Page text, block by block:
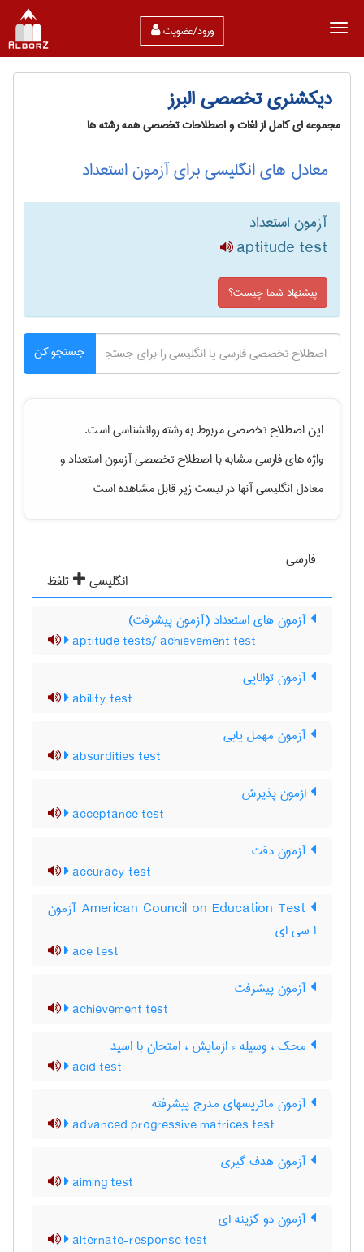
ورود/عضویت
دیکشنری تخصصی البرز
مجموعه ای کامل از لغات و اصطلاحات تخصصی همه رشته ها
معادل های انگلیسی برای آزمون استعداد
آزمون استعداد
aptitude test
پیشنهاد شما چیست؟
جستجو کن
این اصطلاح تخصصی مربوط به رشتهروانشناسیاست.
واژه های فارسی مشابه با اصطلاح تخصصیآزمون استعدادو
معادل انگلیسی آنها در لیست زیر قابل مشاهده است
فارسی
انگلیسی
تلفظ
آزمون های استعداد (آزمون پیشرفت)
aptitude tests/ achievement test
آزمون توانایی
ability test
آزمون مهمل یابی
absurdities test
ازمون پذیرش
acceptance test
آزمون دقت
accuracy test
‎American Council on Education Test آزمون
ا سی ای
ace test
آزمون پيشرفت
achievement test
محک ، وسیله ء ازمایش ، امتحان با اسید
acid test
آزمون ماتریسهای مدرج پیشرفته
advanced progressive matrices test
آزمون هدف گیری
aiming test
آزمون دو گزینه ای
alternate-response test